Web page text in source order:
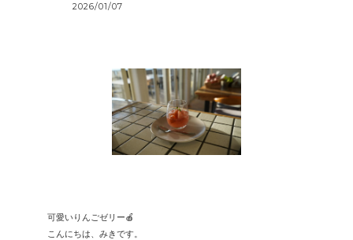
2026/01/07
可愛いりんごゼリー🍎
こんにちは、みきです。